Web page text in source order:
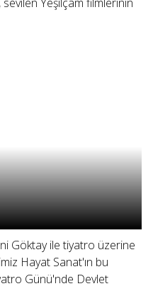
Göktay ile tiyatro üzerine
Hayat Sanat'ın bu
Günü'nde Devlet